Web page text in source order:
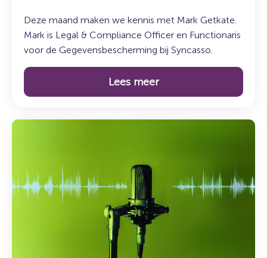
Deze maand maken we kennis met Mark Getkate.
Mark is Legal & Compliance Officer en Functionaris
voor de Gegevensbescherming bij Syncasso.
Lees meer
Lees
Syncasso
Podcast